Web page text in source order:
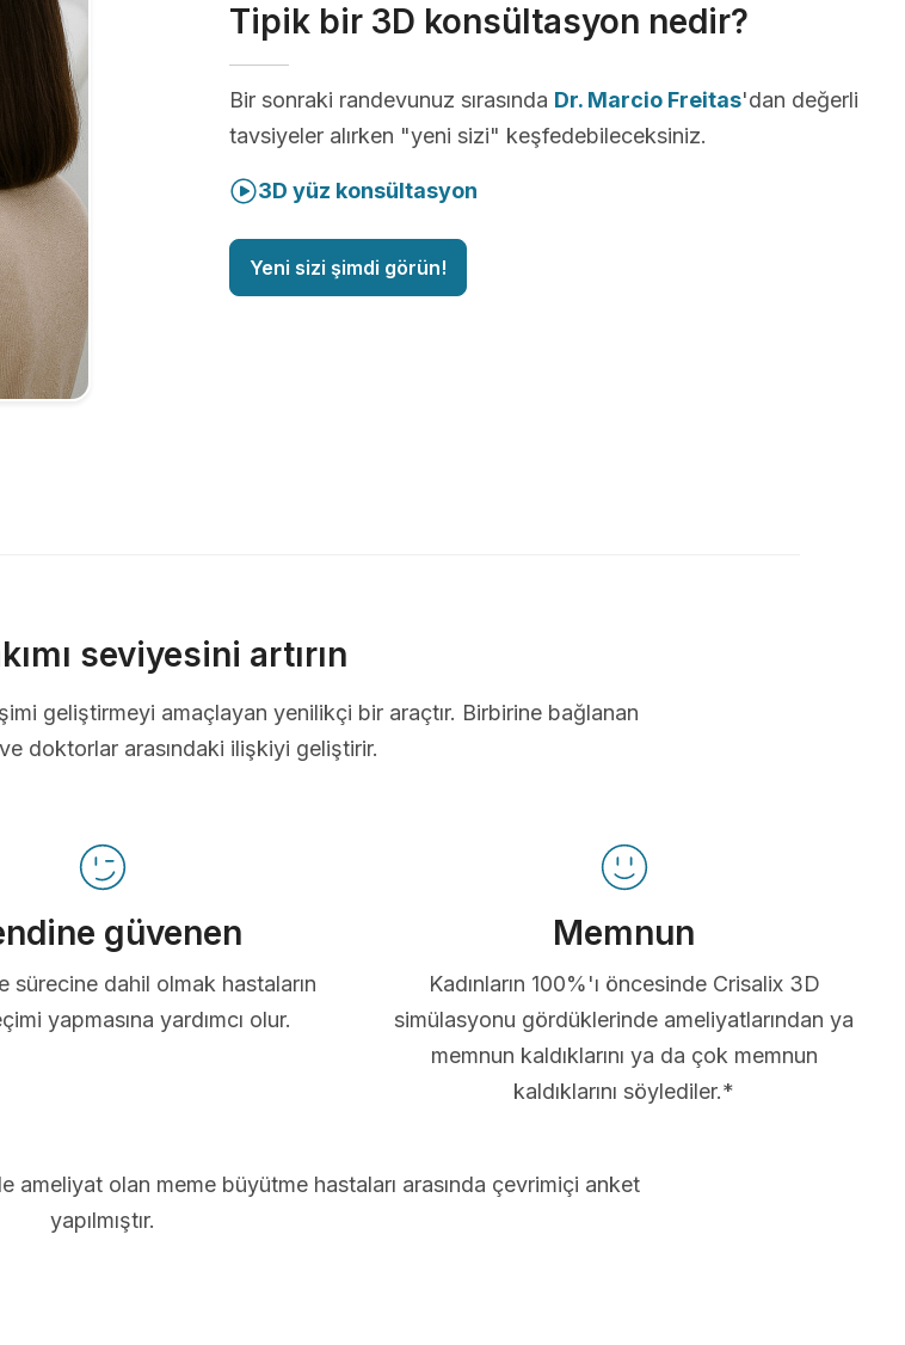
Tipik bir 3D konsültasyon nedir?
Bir sonraki randevunuz sırasında Dr. Marcio Freitas'dan değerli
tavsiyeler alırken "yeni sizi" keşfedebileceksiniz.
3D yüz konsültasyon
Yeni sizi şimdi görün!
seviyesini artırın
geliştirmeyi amaçlayan yenilikçi bir araçtır. Birbirine bağlanan
doktorlar arasındaki ilişkiyi geliştirir.
güvenen
sürecine dahil olmak hastaların
yapmasına yardımcı olur.
Memnun
Kadınların 100%'ı öncesinde Crisalix 3D
simülasyonu gördüklerinde ameliyatlarından ya
memnun kaldıklarını ya da çok memnun
kaldıklarını söylediler.*
ameliyat olan meme büyütme hastaları arasında çevrimiçi anket
yapılmıştır.